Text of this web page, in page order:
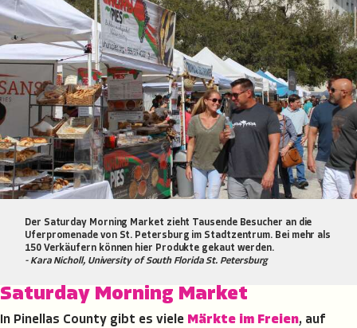
Der Saturday Morning Market zieht Tausende Besucher an die
Uferpromenade von St. Petersburg im Stadtzentrum. Bei mehr als
150 Verkäufern können hier Produkte gekaut werden.
- Kara Nicholl, University of South Florida St. Petersburg
Saturday Morning Market
In Pinellas County gibt es viele Märkte im Freien, auf